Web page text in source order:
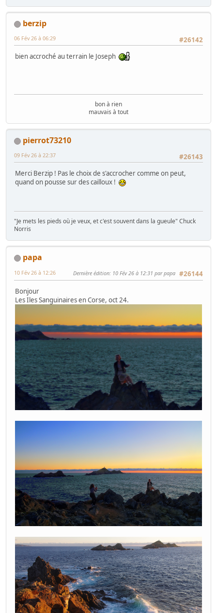
berzip
#26142
06 Fév 26 à 06:29
bien accroché au terrain le Joseph
bon à rien
mauvais à tout
pierrot73210
#26143
09 Fév 26 à 22:37
Merci Berzip ! Pas le choix de s'accrocher comme on peut,
quand on pousse sur des cailloux !
"Je mets les pieds où je veux, et c'est souvent dans la gueule" Chuck
Norris
papa
#26144
10 Fév 26 à 12:26 Dernière édition: 10 Fév 26 à 12:31 par papa
Bonjour
Les Iles Sanguinaires en Corse, oct 24.